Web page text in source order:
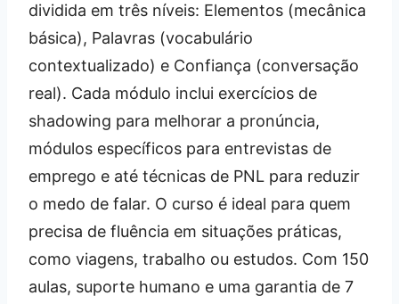
dividida em três níveis: Elementos (mecânica
básica), Palavras (vocabulário
contextualizado) e Confiança (conversação
real). Cada módulo inclui exercícios de
shadowing para melhorar a pronúncia,
módulos específicos para entrevistas de
emprego e até técnicas de PNL para reduzir
o medo de falar. O curso é ideal para quem
precisa de fluência em situações práticas,
como viagens, trabalho ou estudos. Com 150
aulas, suporte humano e uma garantia de 7